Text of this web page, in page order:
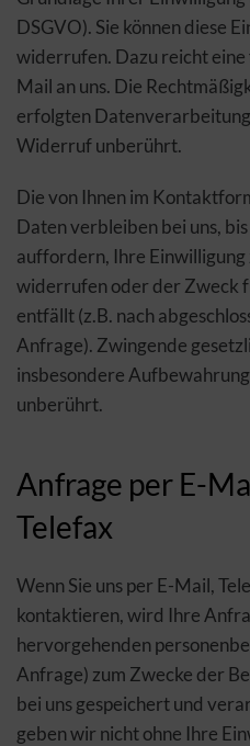
DSGVO). Sie können diese
widerrufen. Dazu reicht
Mail an uns. Die
erfolgten
Widerruf unberührt.
Die von Ihnen im
Daten verbleiben bei uns, bis
auffordern, Ihre Einwilligung
widerrufen oder der Zweck
entfällt (z.B. nach
Anfrage). Zwingende
insbesondere
unberührt.
Anfrage per E-
Telefax
Wenn Sie uns per E-Mail,
kontaktieren, wird Ihre
hervorgehenden
Anfrage) zum Zwecke der
bei uns gespeichert und
geben wir nicht ohne Ihre